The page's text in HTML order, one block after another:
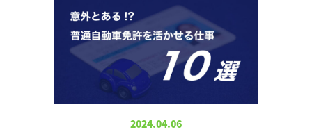
2024.04.06